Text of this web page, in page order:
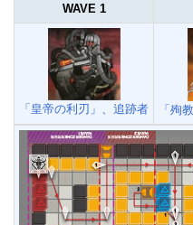
WAVE 1
「皇帝の利刃」、追跡者 「殉